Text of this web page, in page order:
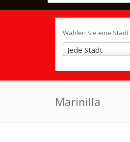
Wählen Sie eine Stadt
Jede Stadt
Marinilla